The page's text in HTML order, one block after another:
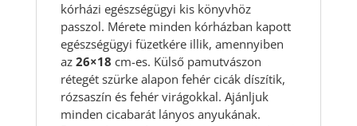
kórházi egészségügyi kis könyvhöz
passzol. Mérete minden kórházban kapott
egészségügyi füzetkére illik, amennyiben
az 26×18 cm-es. Külső pamutvászon
rétegét szürke alapon fehér cicák díszítik,
rózsaszín és fehér virágokkal. Ajánljuk
minden cicabarát lányos anyukának.